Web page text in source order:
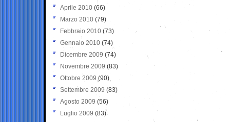
Aprile 2010 (66)
Marzo 2010 (79)
Febbraio 2010 (73)
Gennaio 2010 (74)
Dicembre 2009 (74)
Novembre 2009 (83)
Ottobre 2009 (90)
Settembre 2009 (83)
Agosto 2009 (56)
Luglio 2009 (83)